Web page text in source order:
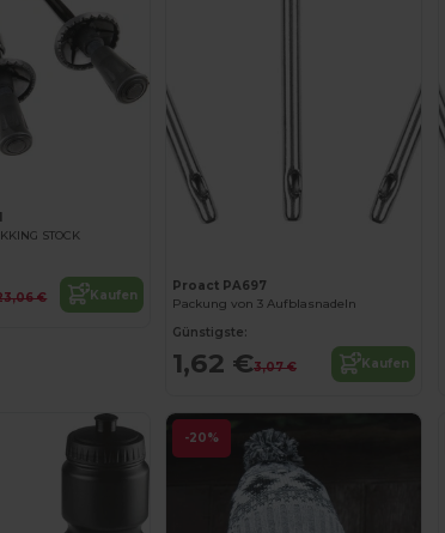
STOCK
€ Kaufen
Proact PA697
Packung von 3 Aufblasnadeln
Günstigste:
1,62 €3,07 € Kaufen
-20%